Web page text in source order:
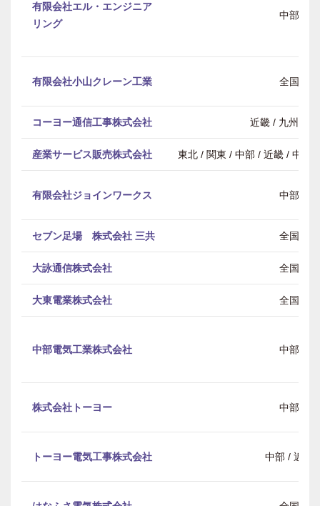
有限会社エル・エンジニア
リング
中部
有限会社小山クレーン工業 全国
コーヨー通信工事株式会社 近畿 / 九州・
産業サービス販売株式会社 東北 / 関東 / 中部 / 近畿 / 中国
有限会社ジョインワークス 中部
セブン足場 株式会社 三共 全国
大詠通信株式会社 全国
大東電業株式会社 全国
中部電気工業株式会社 中部
株式会社トーヨー 中部
トーヨー電気工事株式会社 中部 / 近畿